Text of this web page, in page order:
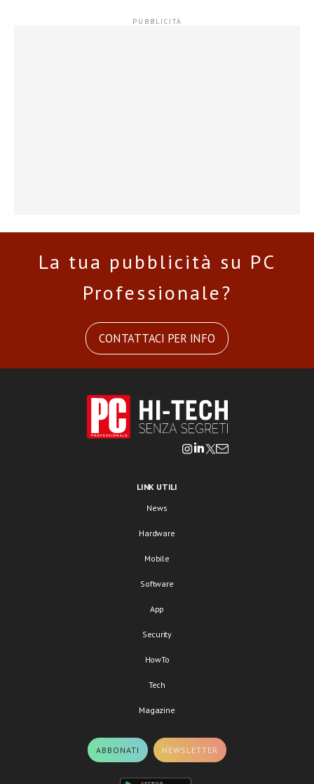
La tua pubblicità su PC
Professionale?
CONTATTACI PER INFO
LINK UTILI
News
Hardware
Mobile
Software
App
Security
HowTo
Tech
Magazine
ABBONATI NEWSLETTER